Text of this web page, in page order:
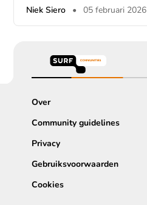
Niek Siero • 05 februari 2026
Over
Community guidelines
Privacy
Gebruiksvoorwaarden
Cookies